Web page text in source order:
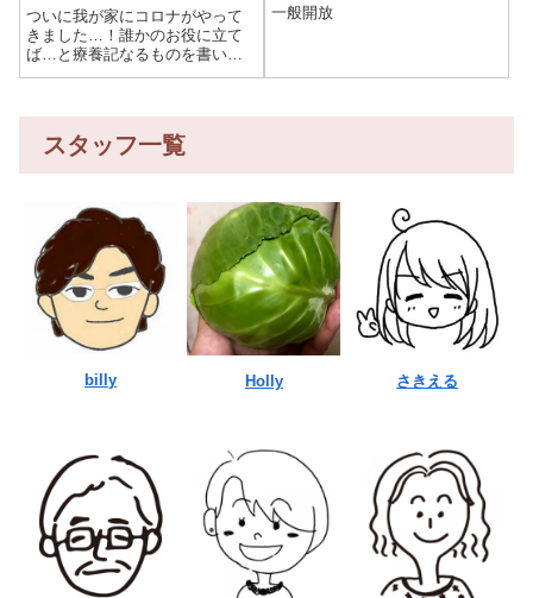
ついに我が家にコロナがやって
きました…！誰かのお役に立て
ば…と療養記なるものを書いて
みました。
一般開放
スタッフ一覧
billy Holly さきえる